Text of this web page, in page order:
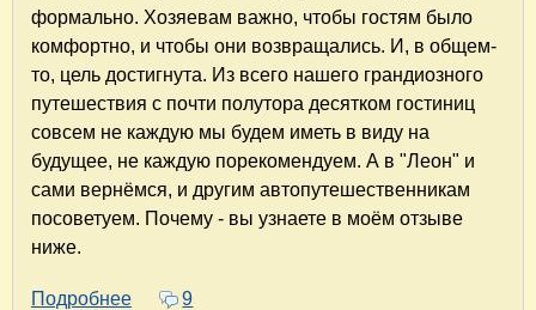
формально. Хозяевам важно, чтобы гостям было
комфортно, и чтобы они возвращались. И, в общем-
то, цель достигнута. Из всего нашего грандиозного
путешествия с почти полутора десятком гостиниц
совсем не каждую мы будем иметь в виду на
будущее, не каждую порекомендуем. А в "Леон" и
сами вернёмся, и другим автопутешественникам
посоветуем. Почему - вы узнаете в моём отзыве
ниже.
Подробнее о Отель "Леон" в Ростове-на-Дону. Транзит
9